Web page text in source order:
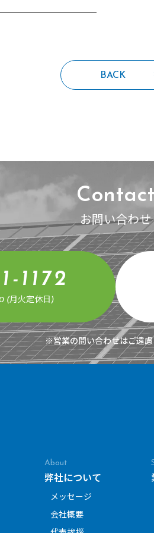
BACK
お問い合わせ
1172
(月火定休日)
※営業の問い合わせはご遠
About
弊社について
メッセージ
会社概要